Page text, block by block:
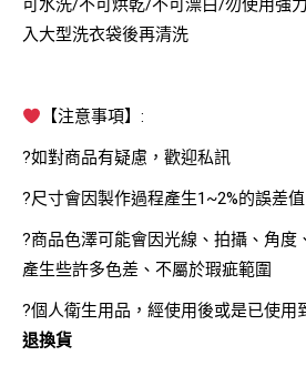
可水洗/不可烘乾/不可漂白/勿使用強
入大型洗衣袋後再清洗
【注意事項】:
?如對商品有疑慮，歡迎私訊
?尺寸會因製作過程產生1~2%的誤差
?商品色澤可能會因光線、拍攝、角度
產生些許多色差、不屬於瑕疵範圍
?個人衛生用品，經使用後或是已使用
退換貨